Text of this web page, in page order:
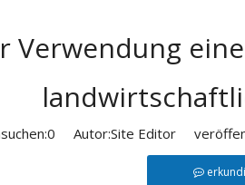
Verwendung
0 Autor:Site Editor